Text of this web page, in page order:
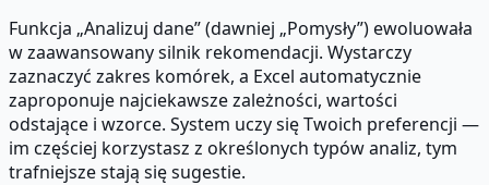
Funkcja „Analizuj dane” (dawniej „Pomysły”) ewoluowała
w zaawansowany silnik rekomendacji. Wystarczy
zaznaczyć zakres komórek, a Excel automatycznie
zaproponuje najciekawsze zależności, wartości
odstające i wzorce. System uczy się Twoich preferencji —
im częściej korzystasz z określonych typów analiz, tym
trafniejsze stają się sugestie.